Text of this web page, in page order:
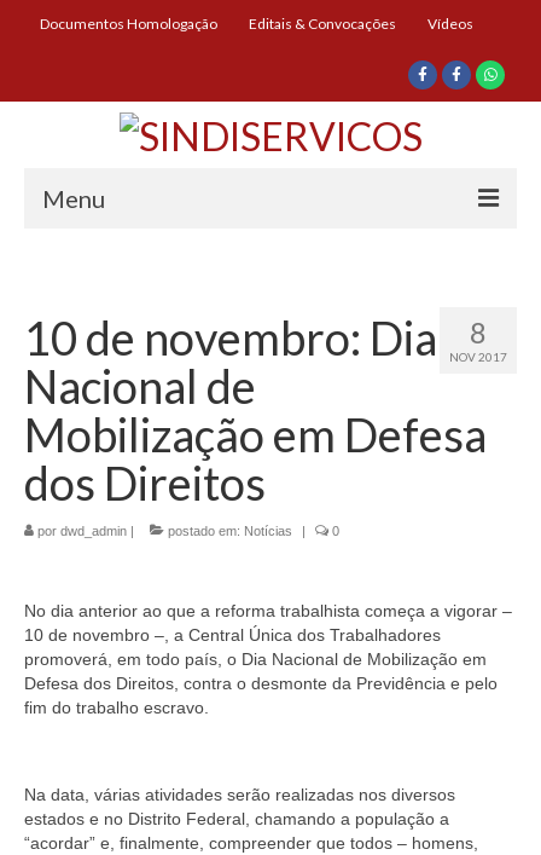
Documentos Homologação Editais & Convocações Vídeos
Menu
Diretoria
História
Documentos
Convenções
Cartilhas
Sites Importantes
Contato
8
NOV 2017
10 de novembro: Dia
Nacional de
Mobilização em Defesa
dos Direitos
por dwd_admin | postado em: Notícias | 0
No dia anterior ao que a reforma trabalhista começa a vigorar –
10 de novembro –, a Central Única dos Trabalhadores
promoverá, em todo país, o Dia Nacional de Mobilização em
Defesa dos Direitos, contra o desmonte da Previdência e pelo
fim do trabalho escravo.
Na data, várias atividades serão realizadas nos diversos
estados e no Distrito Federal, chamando a população a
“acordar” e, finalmente, compreender que todos – homens,